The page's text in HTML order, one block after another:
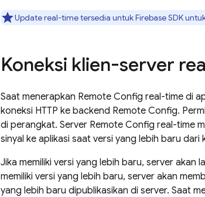
Update real-time tersedia untukFirebaseSDK
Koneksi klien-server
Saat menerapkan Remote Config real-time di
koneksi HTTP ke backend Remote Config.
di perangkat. Server Remote Config real-time
sinyal ke aplikasi saat versi yang lebih baru
Jika memiliki versi yang lebih baru, server akan
memiliki versi yang lebih baru, server akan
yang lebih baru dipublikasikan di server. Saat